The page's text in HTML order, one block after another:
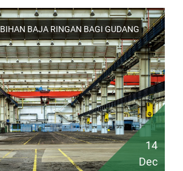
BAJA RINGAN BAGI GUDANG
14
Dec